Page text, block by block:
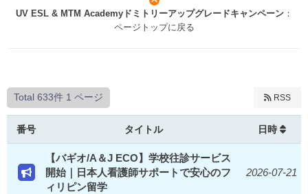
UV ESL & MTM Academyドミトリーアップグレードキャンペーン：
ページトップに戻る
Total 633件 1 ページ RSS
番号 タイトル 日時
【バギオ/A＆J ECO】学校往診サービス
開始｜日本人看護師サポートで安心のフ
ィリピン留学
2026-07-21